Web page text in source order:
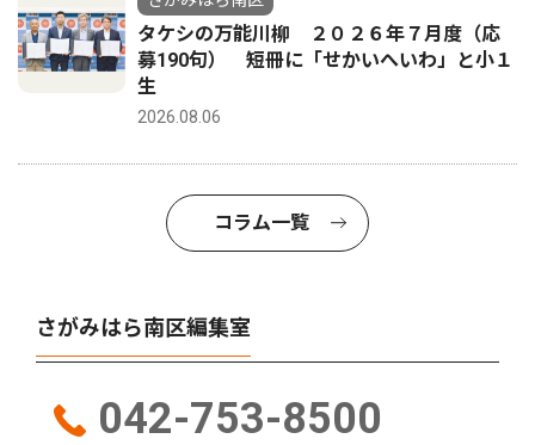
タケシの万能川柳 ２０２６年７月度（応
募190句） 短冊に「せかいへいわ」と小１
生
2026.08.06
コラム一覧
さがみはら南区編集室
042-753-8500